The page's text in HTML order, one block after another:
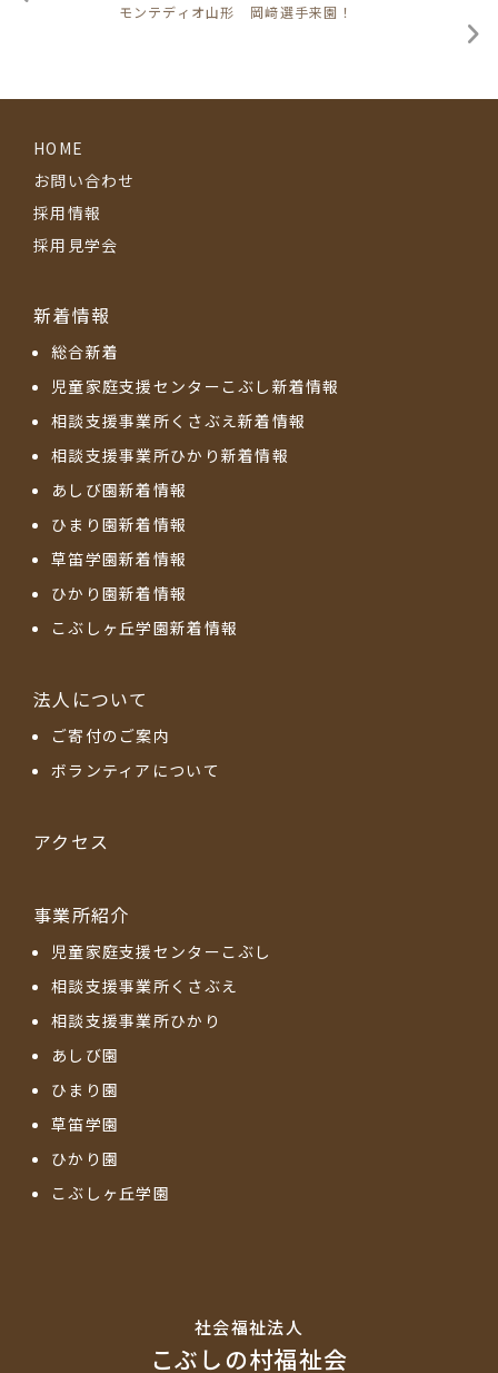
モンテディオ山形 岡﨑選手来園！
HOME
お問い合わせ
採用情報
採用見学会
新着情報
総合新着
児童家庭支援センターこぶし新着情報
相談支援事業所くさぶえ新着情報
相談支援事業所ひかり新着情報
あしび園新着情報
ひまり園新着情報
草笛学園新着情報
ひかり園新着情報
こぶしヶ丘学園新着情報
法人について
ご寄付のご案内
ボランティアについて
アクセス
事業所紹介
児童家庭支援センターこぶし
相談支援事業所くさぶえ
相談支援事業所ひかり
あしび園
ひまり園
草笛学園
ひかり園
こぶしヶ丘学園
社会福祉法⼈
こぶしの村福祉会